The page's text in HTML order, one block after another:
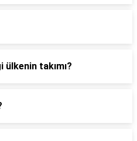
takımı?